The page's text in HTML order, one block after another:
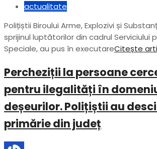
actualitate
Polițiștii Biroului Arme, Explozivi și
sprijinul luptătorilor din cadrul Serviciului
Speciale, au pus în executareCitește
Percheziții la persoane
pentru ilegalități în
deșeurilor. Polițiștii au
primărie din județ